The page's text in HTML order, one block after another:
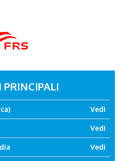
PRINCIPALI
Vedi
Vedi
Vedi